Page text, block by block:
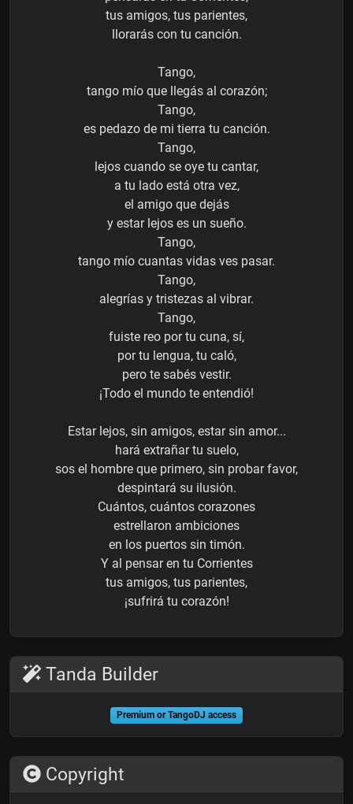
tus amigos, tus parientes,
llorarás con tu canción.
Tango,
tango mío que llegás al corazón;
Tango,
es pedazo de mi tierra tu canción.
Tango,
lejos cuando se oye tu cantar,
a tu lado está otra vez,
el amigo que dejás
y estar lejos es un sueño.
Tango,
tango mío cuantas vidas ves pasar.
Tango,
alegrías y tristezas al vibrar.
Tango,
fuiste reo por tu cuna, sí,
por tu lengua, tu caló,
pero te sabés vestir.
¡Todo el mundo te entendió!
Estar lejos, sin amigos, estar sin amor...
hará extrañar tu suelo,
sos el hombre que primero, sin probar favor,
despintará su ilusión.
Cuántos, cuántos corazones
estrellaron ambiciones
en los puertos sin timón.
Y al pensar en tu Corrientes
tus amigos, tus parientes,
¡sufrirá tu corazón!
Tanda Builder
Premium or TangoDJ access
Copyright